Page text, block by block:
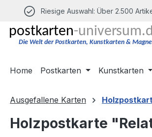
Hauptinhalt springen
Zur Suche springen
Zur Hauptnavigation springen
Riesige Auswahl: Über 2.500
Home Postkarten Kunstkarten
Ausgefallene Karten
Holzpostkarte